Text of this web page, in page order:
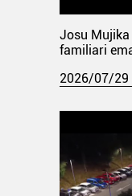
Josu
familiari
2026/07/29